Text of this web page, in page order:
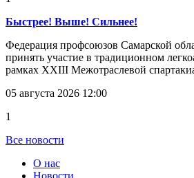
Быстрее! Выше! Сильнее!
Федерация профсоюзов Самарской
принять участие в традиционном
рамках XXIII Межотраслевой
05 августа 2026 12:00
1
Все новости
О нас